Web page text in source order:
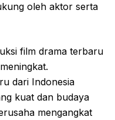
oleh aktor serta
film drama terbaru
dari Indonesia
kuat dan budaya
mengangkat